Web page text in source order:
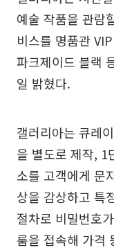
예술 작품을 관람
비스를 명품관
파크제이드 블랙
일 밝혔다.
갤러리아는 큐레
을 별도로 제작, 1
소를 고객에게 문
상을 감상하고 특
절차로 비밀번호
룸을 접속해 가격